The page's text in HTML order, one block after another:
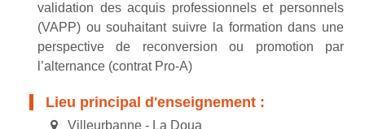
validation des acquis professionnels et personnels
(VAPP) ou souhaitant suivre la formation dans une
perspective de reconversion ou promotion par
l’alternance (contrat Pro-A)
Lieu principal d'enseignement :
Villeurbanne - La Doua